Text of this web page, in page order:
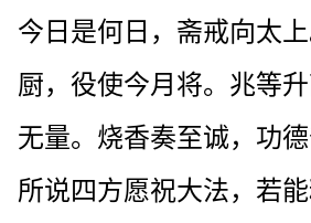
今日是何日，斋戒向太
厨，役使今月将。兆等
无量。烧香奏至诚，功
所说四方愿祝大法，若